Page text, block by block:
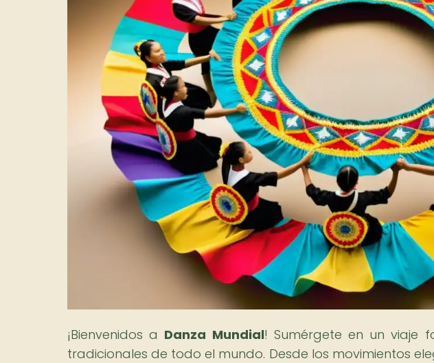
¡Bienvenidos a Danza Mundial! Sumérgete en un viaje
tradicionales de todo el mundo. Desde los movimientos